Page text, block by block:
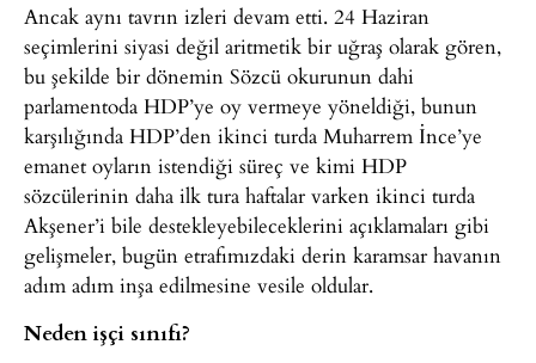
Ancak aynı tavrın izleri devam etti. 24 Haziran
seçimlerini siyasi değil aritmetik bir uğraş olarak gören,
bu şekilde bir dönemin Sözcü okurunun dahi
parlamentoda HDP’ye oy vermeye yöneldiği, bunun
karşılığında HDP’den ikinci turda Muharrem İnce’ye
emanet oyların istendiği süreç ve kimi HDP
sözcülerinin daha ilk tura haftalar varken ikinci turda
Akşener’i bile destekleyebileceklerini açıklamaları gibi
gelişmeler, bugün etrafımızdaki derin karamsar havanın
adım adım inşa edilmesine vesile oldular.
Neden işçi sınıfı?